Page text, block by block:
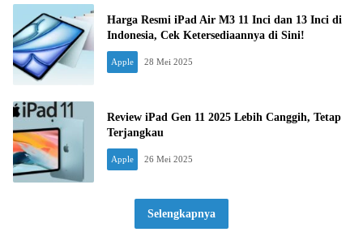
Harga Resmi iPad Air M3 11 Inci dan 13 Inci di
Indonesia, Cek Ketersediaannya di Sini!
Apple 28 Mei 2025
Review iPad Gen 11 2025 Lebih Canggih, Tetap
Terjangkau
Apple 26 Mei 2025
Selengkapnya